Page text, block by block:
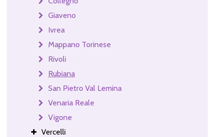
Giaveno
Ivrea
Mappano Torinese
Rivoli
Rubiana
San Pietro Val Lemina
Venaria Reale
Vigone
Vercelli